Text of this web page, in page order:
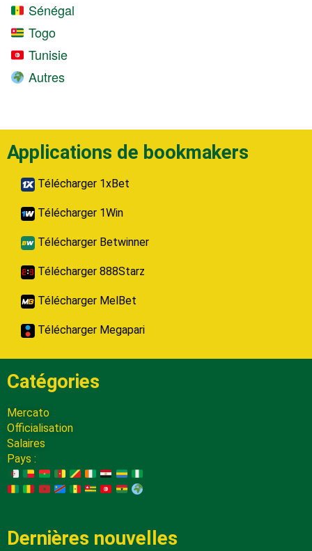
Sénégal
Togo
Tunisie
Autres
Applications de bookmakers
Télécharger 1xBet
Télécharger 1Win
Télécharger Betwinner
Télécharger 888Starz
Télécharger MelBet
Télécharger Megapari
Catégories
Mercato
Officialisation
Salaires
Pays :
Dernières nouvelles